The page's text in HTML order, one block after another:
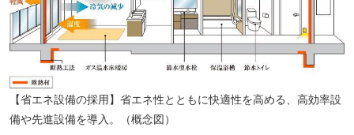
【省エネ設備の採用】省エネ性とともに快適性を高める、高効率設
備や先進設備を導入。（概念図）